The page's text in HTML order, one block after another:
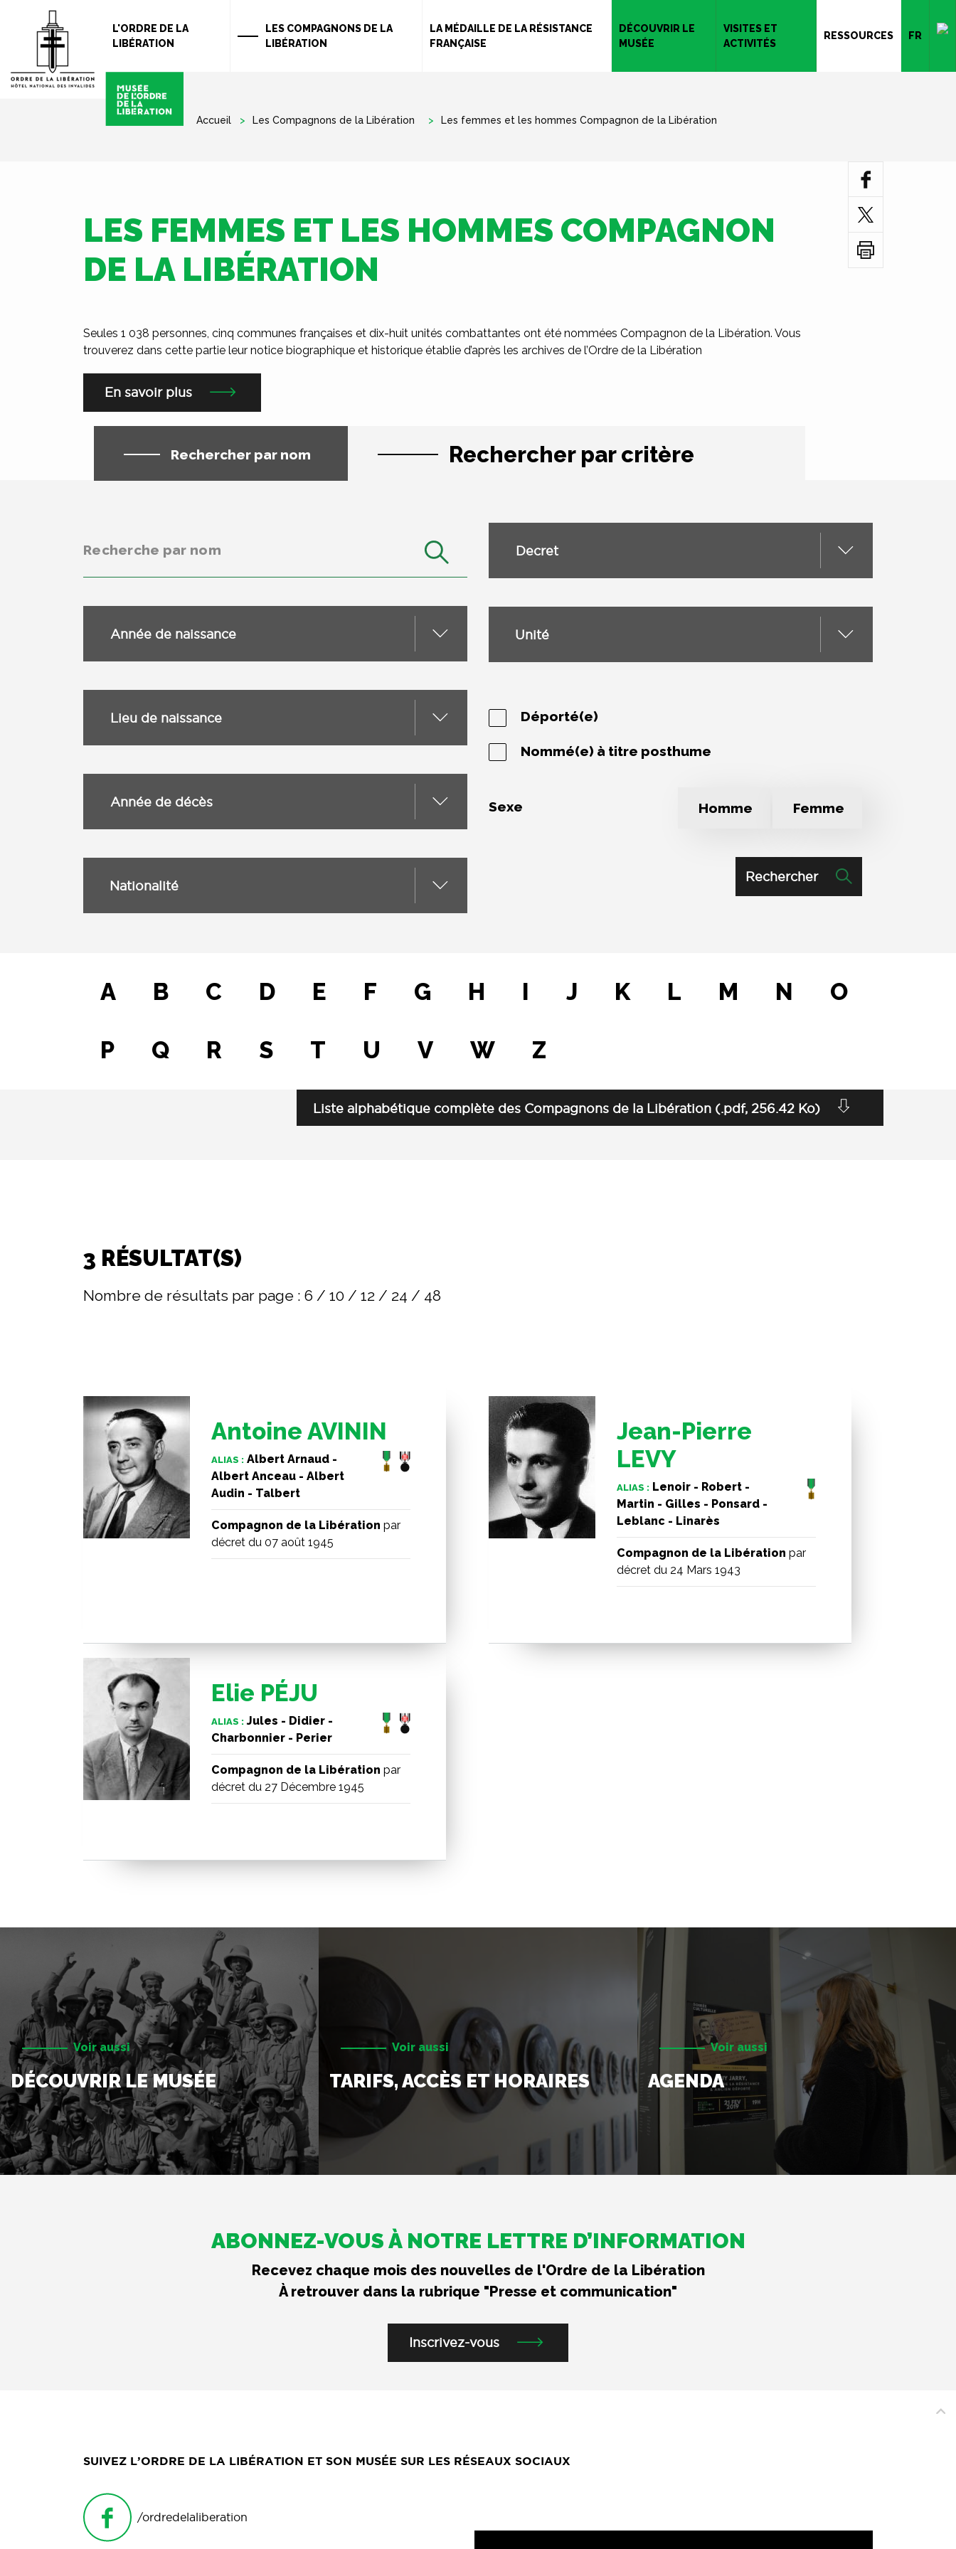
au
contenu
L'ORDRE DE LA
LIBÉRATION
LES COMPAGNONS DE LA
LIBÉRATION
LA MÉDAILLE DE LA RÉSISTANCE
FRANÇAISE
DÉCOUVRIR LE
MUSÉE
VISITES ET
ACTIVITÉS
RESSOURCES FR
Accueil Les Compagnons de la Libération Les femmes et les hommes Compagnon de la Libération
LES FEMMES ET LES HOMMES COMPAGNON
DE LA LIBÉRATION
Seules 1 038 personnes, cinq communes françaises et dix-huit unités combattantes ont été nommées Compagnon de la Libération. Vous
trouverez dans cette partie leur notice biographique et historique établie d’après les archives de l’Ordre de la Libération
En savoir plus
Rechercher par nom Rechercher par critère
Année de naissance
Lieu de naissance
Année de décès
Nationalité
Decret
Unité
Déporté(e)
Nommé(e) à titre posthume
Sexe Homme Femme
Rechercher
A B C D E F G H I J K L M N O
P Q R S T U V W Z
Liste alphabétique complète des Compagnons de la Libération (.pdf, 256.42 Ko)
3 RÉSULTAT(S)
Nombre de résultats par page : 6 / 10 / 12 / 24 / 48
Antoine AVININ
ALIAS : Albert Arnaud -
Albert Anceau - Albert
Audin - Talbert
Compagnon de la Libération par
décret du 07 août 1945
Jean-Pierre
LEVY
ALIAS : Lenoir - Robert -
Martin - Gilles - Ponsard -
Leblanc - Linarès
Compagnon de la Libération par
décret du 24 Mars 1943
Elie PÉJU
ALIAS : Jules - Didier -
Charbonnier - Perier
Compagnon de la Libération par
décret du 27 Décembre 1945
Voir aussi
DÉCOUVRIR LE MUSÉE
Voir aussi
TARIFS, ACCÈS ET HORAIRES
Voir aussi
AGENDA
ABONNEZ-VOUS À NOTRE LETTRE D’INFORMATION
Recevez chaque mois des nouvelles de l'Ordre de la Libération
À retrouver dans la rubrique "Presse et communication"
Inscrivez-vous
SUIVEZ L’ORDRE DE LA LIBÉRATION ET SON MUSÉE SUR LES RÉSEAUX SOCIAUX
/ordredelaliberation